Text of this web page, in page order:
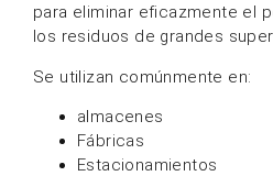
para eliminar eficazmente el
los residuos de grandes
Se utilizan comúnmente en:
almacenes
Fábricas
Estacionamientos